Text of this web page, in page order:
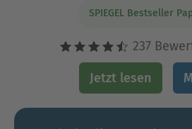
SPIEGEL Bestseller
237
Jetzt lesen